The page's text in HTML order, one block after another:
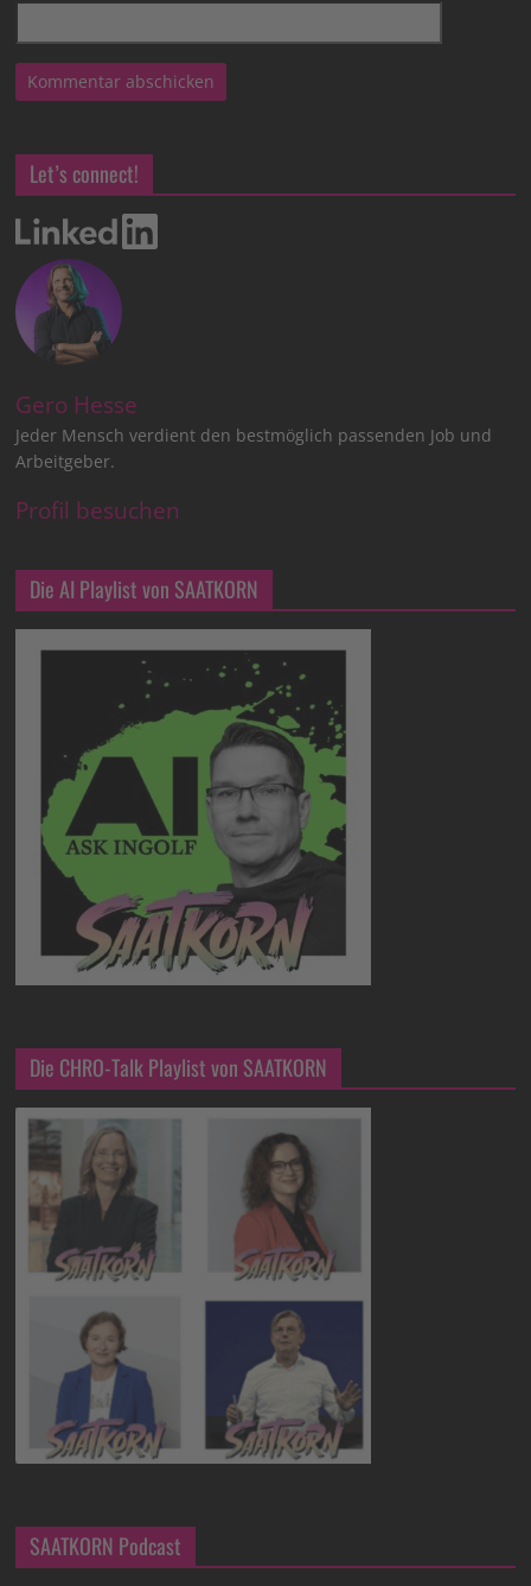
Let’s connect!
Gero Hesse
Jeder Mensch verdient den bestmöglich passenden Job und
Arbeitgeber.
Profil besuchen
Die AI Playlist von SAATKORN
Die CHRO-Talk Playlist von SAATKORN
SAATKORN Podcast